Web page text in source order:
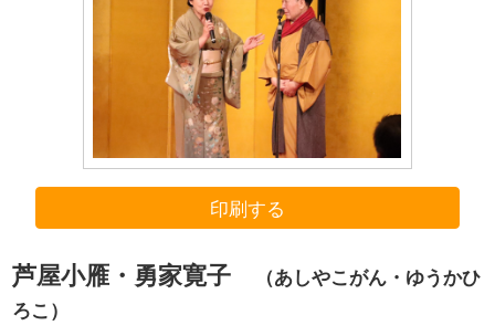
印刷する
芦屋小雁・勇家寛子
（あしやこがん・ゆうかひ
ろこ）